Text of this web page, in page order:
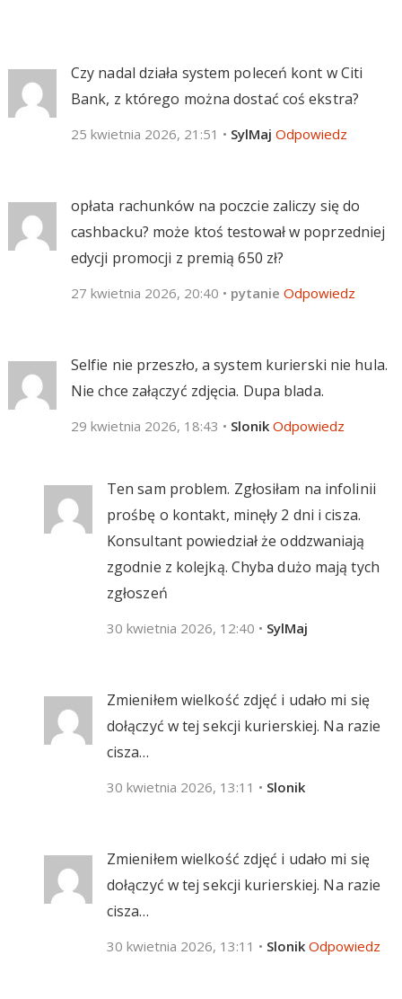
Czy nadal działa system poleceń kont w Citi
Bank, z którego można dostać coś ekstra?
25 kwietnia 2026, 21:51 • SylMaj Odpowiedz
opłata rachunków na poczcie zaliczy się do
cashbacku? może ktoś testował w poprzedniej
edycji promocji z premią 650 zł?
27 kwietnia 2026, 20:40 • pytanie Odpowiedz
Selfie nie przeszło, a system kurierski nie hula.
Nie chce załączyć zdjęcia. Dupa blada.
29 kwietnia 2026, 18:43 • Slonik Odpowiedz
Ten sam problem. Zgłosiłam na infolinii
prośbę o kontakt, minęły 2 dni i cisza.
Konsultant powiedział że oddzwaniają
zgodnie z kolejką. Chyba dużo mają tych
zgłoszeń
30 kwietnia 2026, 12:40 • SylMaj
Zmieniłem wielkość zdjęć i udało mi się
dołączyć w tej sekcji kurierskiej. Na razie
cisza…
30 kwietnia 2026, 13:11 • Slonik
Zmieniłem wielkość zdjęć i udało mi się
dołączyć w tej sekcji kurierskiej. Na razie
cisza…
30 kwietnia 2026, 13:11 • Slonik Odpowiedz